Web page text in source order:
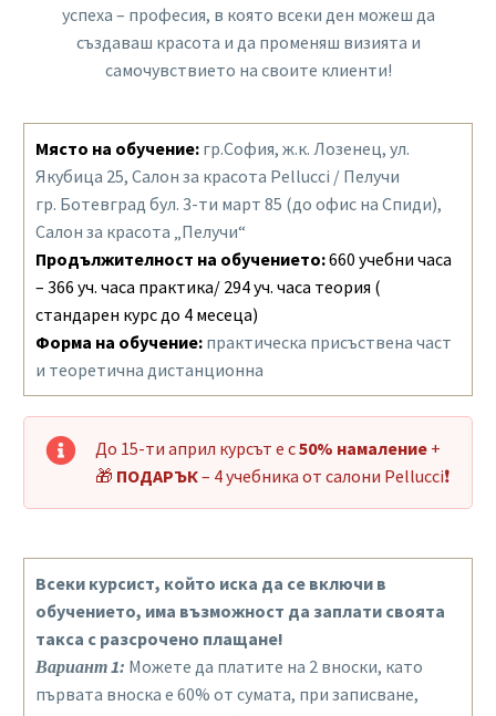
успеха – професия, в която всеки ден можеш да
създаваш красота и да променяш визията и
самочувствието на своите клиенти!
Място на обучение: гр.София, ж.к. Лозенец, ул.
Якубица 25, Салон за красота Pellucci / Пелучи
гр. Ботевград бул. 3-ти март 85 (до офис на Спиди),
Салон за красота „Пелучи“
Продължителност на обучението:660 учебни часа
– 366 уч. часа практика/ 294 уч. часа теория (
стандарен курс до 4 месеца)
Форма на обучение: практическа присъствена част
и теоретична дистанционна
До 15-ти април курсът е с50% намаление +
🎁 ПОДАРЪК– 4 учебника от салони Pellucci❗
Всеки курсист, който иска да се включи в
обучението, има възможност да заплати своята
такса с разсрочено плащане!
Вариант 1: Можете да платите на 2 вноски, като
първата вноска е 60% от сумата, при записване,